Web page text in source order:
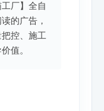
厂】全自
的广告，
控、施工
值。